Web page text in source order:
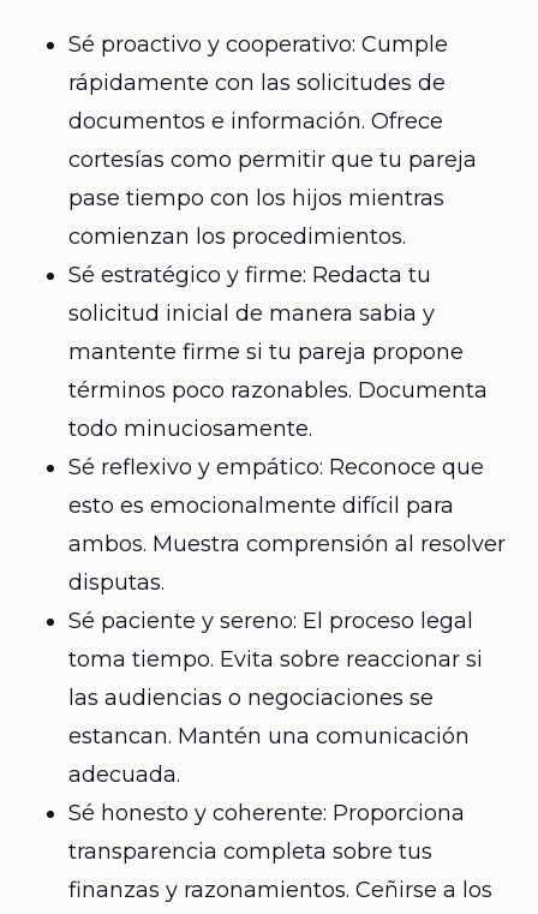
Sé proactivo y cooperativo: Cumple
rápidamente con las solicitudes de
documentos e información. Ofrece
cortesías como permitir que tu pareja
pase tiempo con los hijos mientras
comienzan los procedimientos.
Sé estratégico y firme: Redacta tu
solicitud inicial de manera sabia y
mantente firme si tu pareja propone
términos poco razonables. Documenta
todo minuciosamente.
Sé reflexivo y empático: Reconoce que
esto es emocionalmente difícil para
ambos. Muestra comprensión al resolver
disputas.
Sé paciente y sereno: El proceso legal
toma tiempo. Evita sobre reaccionar si
las audiencias o negociaciones se
estancan. Mantén una comunicación
adecuada.
Sé honesto y coherente: Proporciona
transparencia completa sobre tus
finanzas y razonamientos. Ceñirse a los